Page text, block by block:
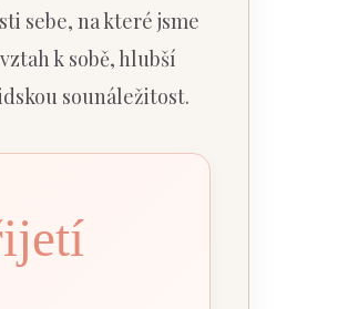
sebe, na které jsme
k sobě, hlubší
sounáležitost.